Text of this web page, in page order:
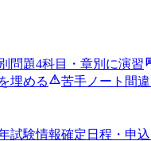
問題4科目・章別に演習
埋める 苦手ノート 間
試験情報確定日程・申